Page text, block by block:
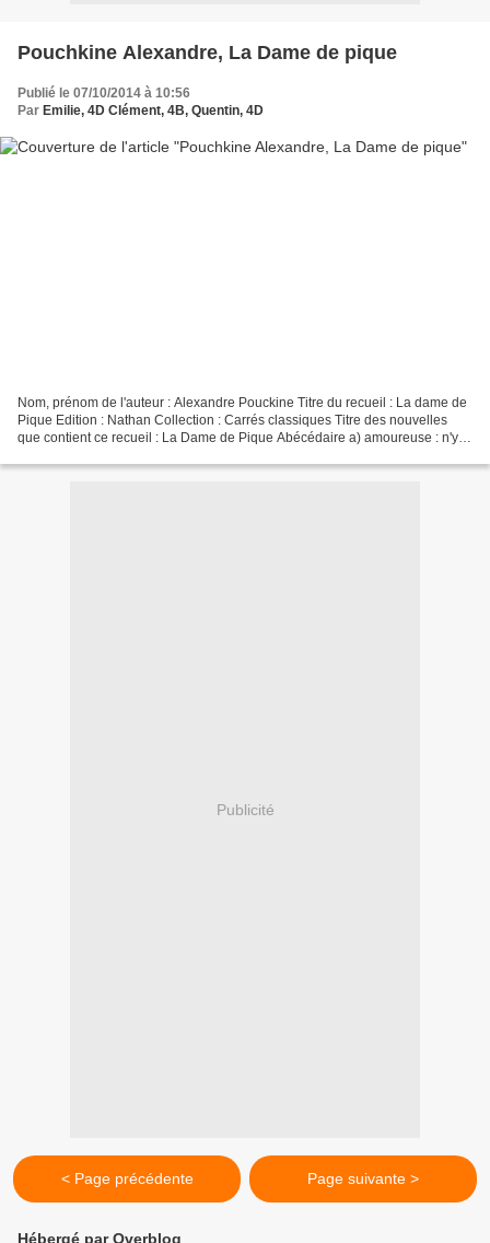
Pouchkine Alexandre, La Dame de pique
Publié le 07/10/2014 à 10:56
Par Emilie, 4D Clément, 4B, Quentin, 4D
Nom, prénom de l'auteur : Alexandre Pouckine Titre du recueil : La dame de
Pique Edition : Nathan Collection : Carrés classiques Titre des nouvelles
que contient ce recueil : La Dame de Pique Abécédaire a) amoureuse : n'y
Publicité
< Page précédente Page suivante >
Hébergé par Overblog